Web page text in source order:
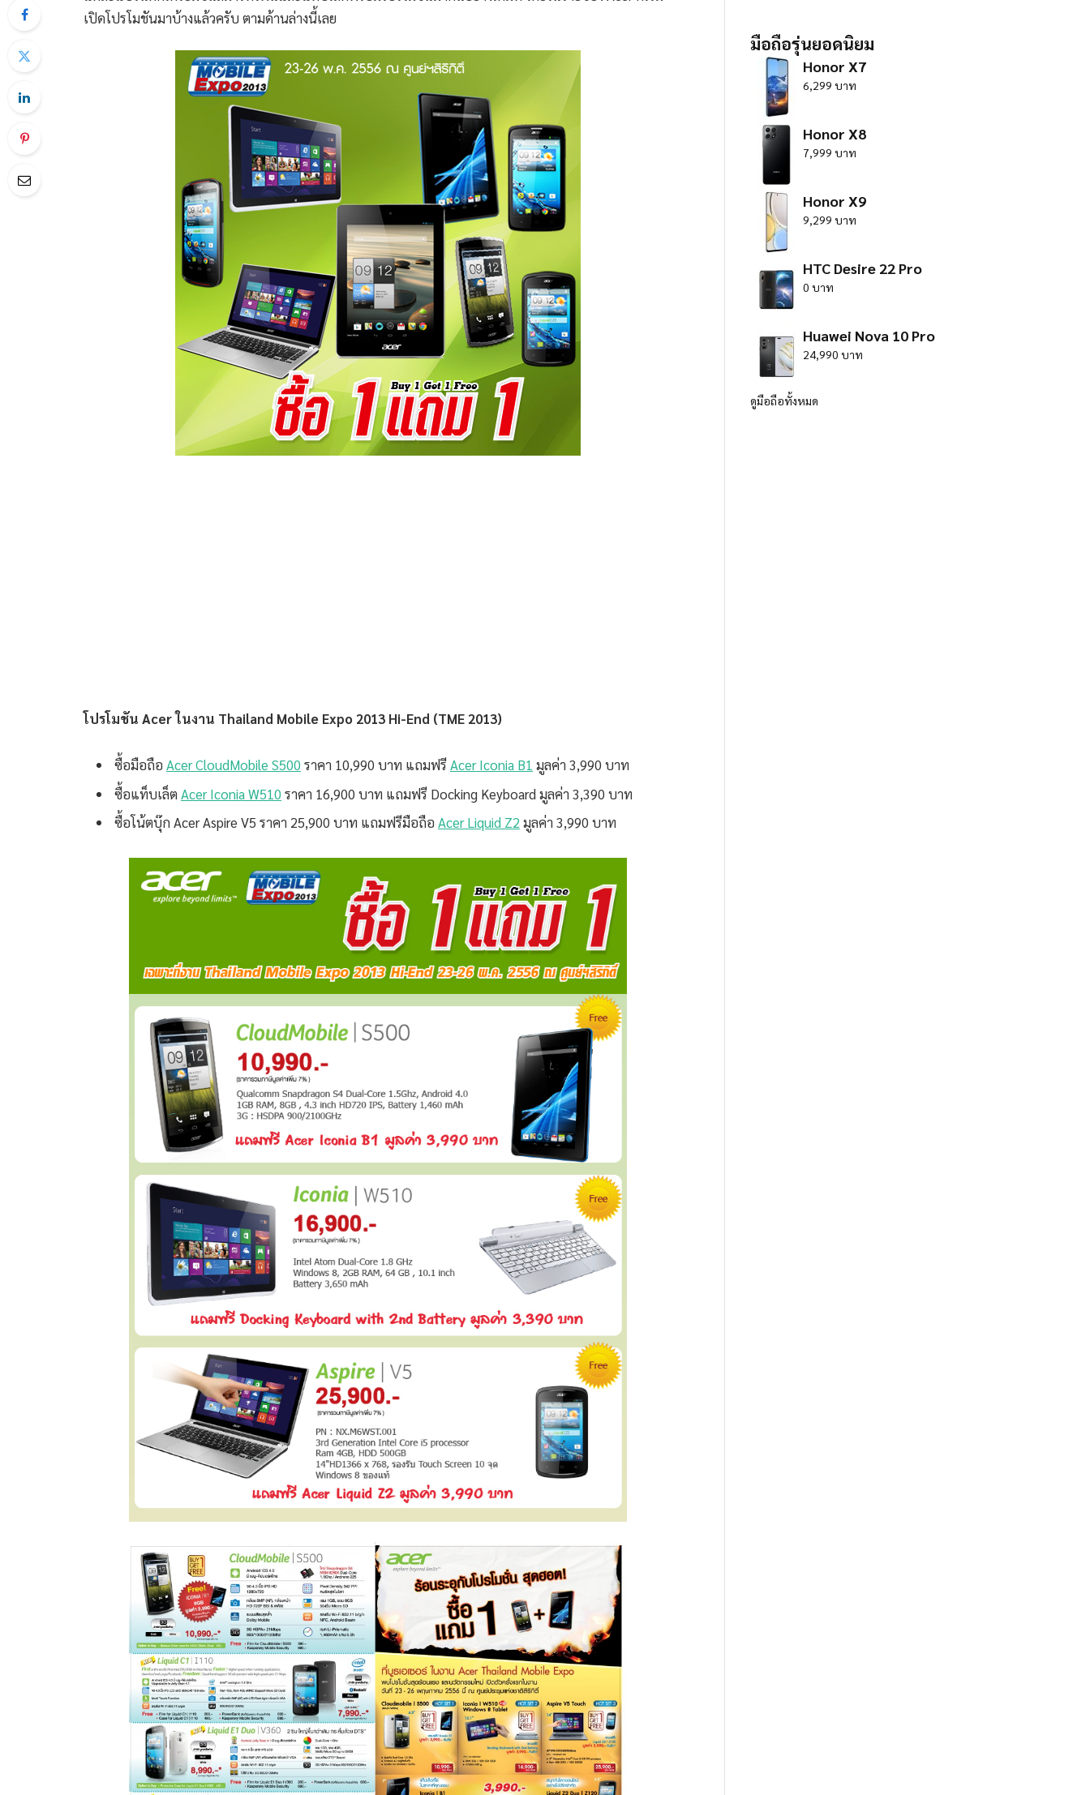
เปิดโปรโมชันมาบ้างแล้วครับ ตามด้านล่างนี้เลย
โปรโมชัน Acer ในงาน Thailand Mobile Expo 2013 Hi-End (TME 2013)
ซื้อมือถือ Acer CloudMobile S500 ราคา 10,990 บาท แถมฟรีAcer Iconia B1 มูลค่า 3,990 บาท
ซื้อแท็บเล็ต Acer Iconia W510 ราคา 16,900 บาท แถมฟรี Docking Keyboard มูลค่า 3,390 บาท
ซื้อโน้ตบุ๊ก Acer Aspire V5 ราคา 25,900 บาท แถมฟรีมือถือ Acer Liquid Z2 มูลค่า 3,990 บาท
มือถือรุ่นยอดนิยม
Honor X7
6,299 บาท
Honor X8
7,999 บาท
Honor X9
9,299 บาท
HTC Desire 22 Pro
0 บาท
Huawei Nova 10 Pro
24,990 บาท
ดูมือถือทั้งหมด